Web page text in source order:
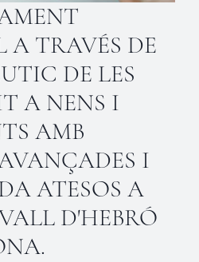
TRAVÉS DE
DE LES
A NENS I
AMB
I
ATESOS A
D'HEBRÓ